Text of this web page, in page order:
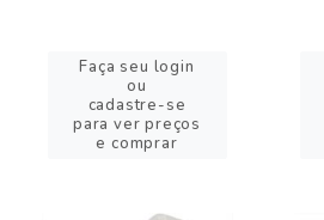
Faça seu login
ou
cadastre-se
para ver preços
e comprar